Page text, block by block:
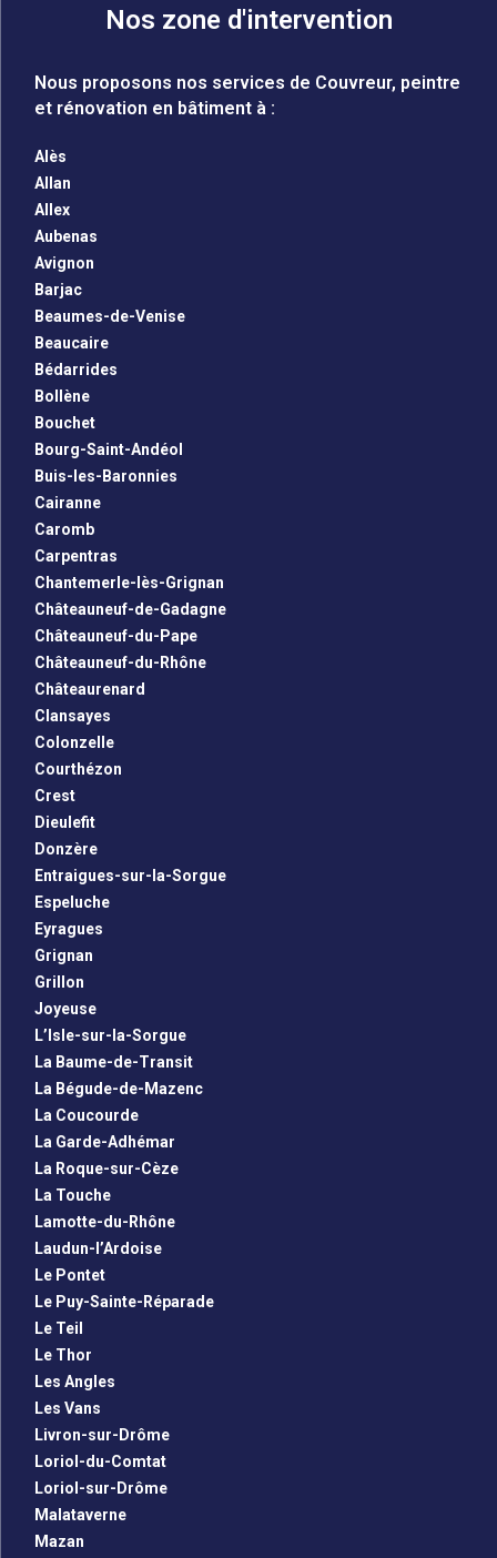
Nos zone d'intervention
Nous proposons nos services de Couvreur, peintre
et rénovation en bâtiment à :
Alès
Allan
Allex
Aubenas
Avignon
Barjac
Beaumes-de-Venise
Beaucaire
Bédarrides
Bollène
Bouchet
Bourg-Saint-Andéol
Buis-les-Baronnies
Cairanne
Caromb
Carpentras
Chantemerle-lès-Grignan
Châteauneuf-de-Gadagne
Châteauneuf-du-Pape
Châteauneuf-du-Rhône
Châteaurenard
Clansayes
Colonzelle
Courthézon
Crest
Dieulefit
Donzère
Entraigues-sur-la-Sorgue
Espeluche
Eyragues
Grignan
Grillon
Joyeuse
L’Isle-sur-la-Sorgue
La Baume-de-Transit
La Bégude-de-Mazenc
La Coucourde
La Garde-Adhémar
La Roque-sur-Cèze
La Touche
Lamotte-du-Rhône
Laudun-l’Ardoise
Le Pontet
Le Puy-Sainte-Réparade
Le Teil
Le Thor
Les Angles
Les Vans
Livron-sur-Drôme
Loriol-du-Comtat
Loriol-sur-Drôme
Malataverne
Mazan